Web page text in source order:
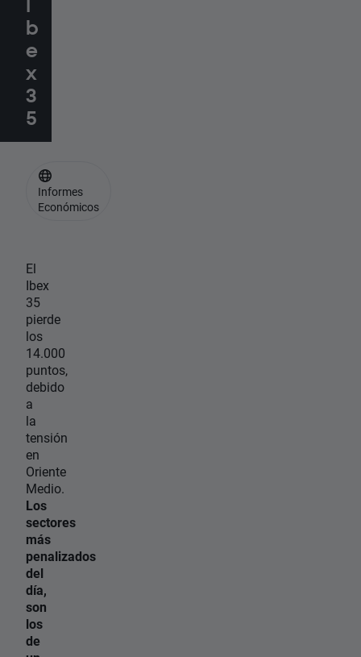
I
b
e
x
3
5
El
Ibex
35
pierde
los
14.000
puntos,
debido
a
la
tensión
en
Oriente
Medio.
Los
sectores
más
penalizados
del
día,
son
los
de
Informes
Económicos